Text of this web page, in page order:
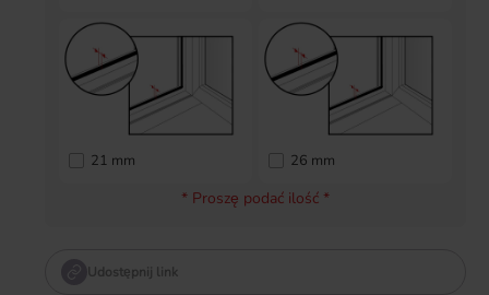
21 mm 26 mm
* Proszę podać ilość *
Udostępnij link